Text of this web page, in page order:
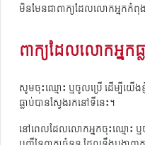
មិនមែនជាពាក្យដែលលោកអ្នកកំពុង
ពាក្យដែលលោកអ្នកធ្
សូមចុះឈ្មោះ ឬចូលប្រើ ដើម្បីយើង
ធ្លាប់បានស្វែងរកនៅទីនេះ។
នៅពេលដែលលោកអ្នកចុះឈ្មោះ